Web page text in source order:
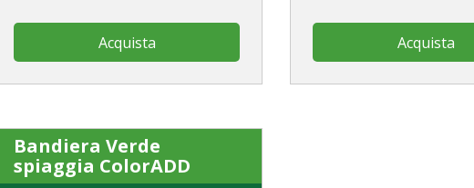
Acquista Acquista
Bandiera Verde
spiaggia ColorADD